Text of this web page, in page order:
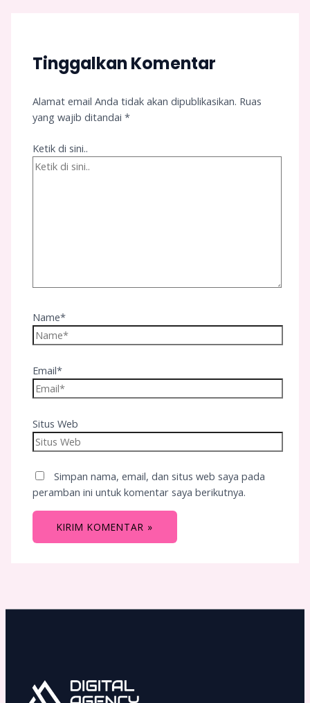
Tinggalkan Komentar
Alamat email Anda tidak akan dipublikasikan. Ruas
yang wajib ditandai*
Ketik di sini..
Name*
Email*
Situs Web
Simpan nama, email, dan situs web saya pada
peramban ini untuk komentar saya berikutnya.